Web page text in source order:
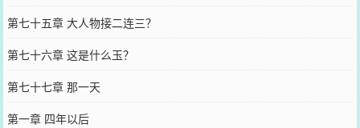
第七十五章 大人物接二连三？
第七十六章 这是什么玉？
第七十七章 那一天
第一章 四年以后